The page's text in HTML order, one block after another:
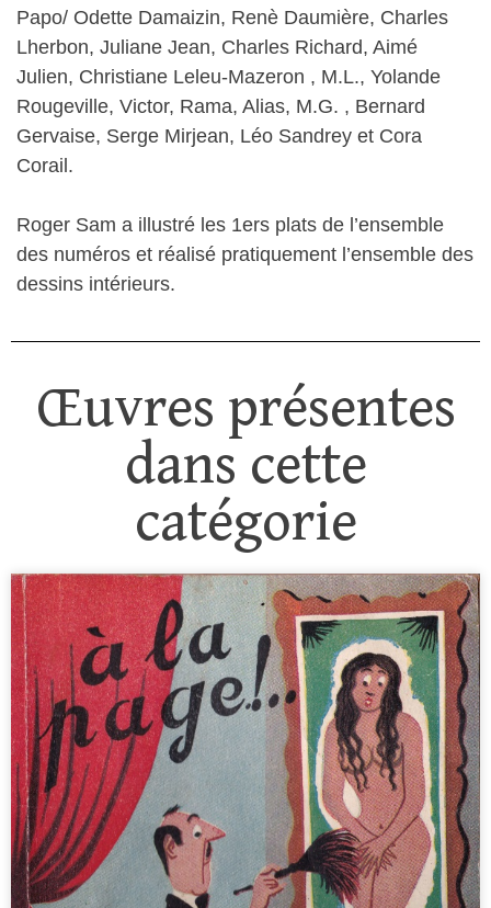
Papo/ Odette Damaizin, Renè Daumière, Charles
Lherbon, Juliane Jean, Charles Richard, Aimé
Julien, Christiane Leleu-Mazeron , M.L., Yolande
Rougeville, Victor, Rama, Alias, M.G. , Bernard
Gervaise, Serge Mirjean, Léo Sandrey et Cora
Corail.
Roger Sam a illustré les 1ers plats de l’ensemble
des numéros et réalisé pratiquement l’ensemble des
dessins intérieurs.
Œuvres présentes
dans cette
catégorie